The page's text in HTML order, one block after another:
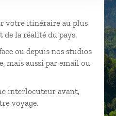
votre itinéraire au plus
de la réalité du pays.
ou depuis nos studios
mais aussi par email ou
interlocuteur avant,
voyage.